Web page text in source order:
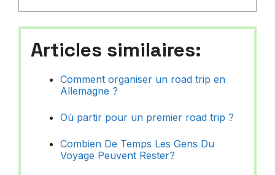
Articles similaires:
Comment organiser un road trip en
Allemagne ?
Où partir pour un premier road trip ?
Combien De Temps Les Gens Du
Voyage Peuvent Rester?